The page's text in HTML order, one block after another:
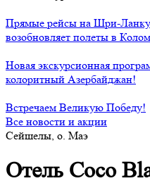
Прямые рейсы на Шри-
возобновляет полеты в
Новая экскурсионная
колоритный Азербайджан!
Встречаем Великую Победу!
Все новости и акции
Сейшелы, о. Маэ
Отель Coco